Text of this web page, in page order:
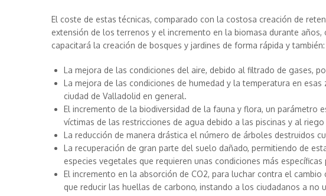
El coste de estas técnicas, comparado con la costosa creación de
extensión de los terrenos y el incremento en la biomasa durante
capacitará la creación de bosques y jardines de forma rápida y también:
La mejora de las condiciones del aire, debido al filtrado de gases,
La mejora de las condiciones de humedad y la temperatura en
ciudad de Valladolid en general.
El incremento de la biodiversidad de la fauna y flora, un parámetro
víctimas de las restricciones de agua debido a las piscinas y al
La reducción de manera drástica el número de árboles destruidos
La recuperación de gran parte del suelo dañado, permitiendo de
especies vegetales que requieren unas condiciones más
El incremento en la absorción de CO2, para luchar contra el
que reducir las huellas de carbono, instando a los ciudadanos a no